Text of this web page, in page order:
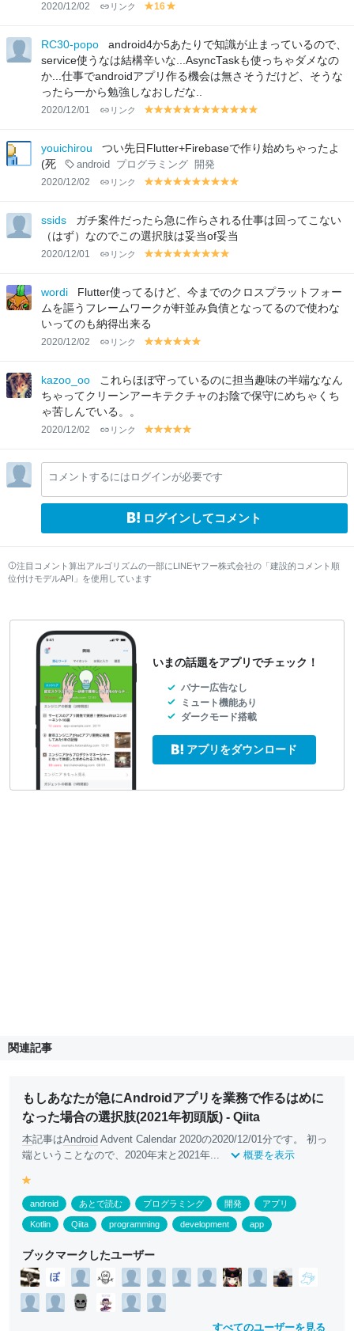
2020/12/02 リンク
y
lo
w
16
lo
w
RC30-popo
android4か5あたりで知識が止まっているので、
service使うなは結構辛いな...AsyncTaskも使っちゃダメなの
か...仕事でandroidアプリ作る機会は無さそうだけど、そうな
ったら一から勉強しなおしだな..
2020/12/01 リンク
y
lo
w
y
lo
w
y
lo
w
y
lo
w
y
lo
w
y
lo
w
y
lo
w
y
lo
w
y
lo
y
lo
y
lolo
youichirou
つい先日Flutter+Firebaseで作り始めちゃったよ
(死
android プログラミング 開発
2020/12/02 リンク
y
lo
w
y
lo
w
y
lo
w
y
lo
w
y
lo
w
y
lo
w
y
lo
w
y
lo
w
y
lo
w
lo
w
ssids
ガチ案件だったら急に作らされる仕事は回ってこない
（はず）なのでこの選択肢は妥当of妥当
2020/12/01 リンク
y
lo
y
lo
w
y
lo
w
y
lo
w
y
lo
w
y
lo
w
y
lo
w
y
lo
w
lo
w
wordi
Flutter使ってるけど、今までのクロスプラットフォー
ムを謳うフレームワークが軒並み負債となってるので使わな
いってのも納得出来る
2020/12/02 リンク
y
lo
y
lo
w
y
lo
w
y
lo
w
y
lo
w
lo
w
kazoo_oo
これらほぼ守っているのに担当趣味の半端ななん
ちゃってクリーンアーキテクチャのお陰で保守にめちゃくち
ゃ苦しんでいる。。
2020/12/02 リンク
y
lo
w
y
lo
w
y
lo
w
y
lo
w
lo
w
コメントするにはログインが必要です
ログインしてコメント
注目コメント算出アルゴリズムの一部にLINEヤフー株式会社の「建設的コメント順
位付けモデルAPI」を使用しています
いまの話題をアプリでチェック！
バナー広告なし
ミュート機能あり
ダークモード搭載
アプリをダウンロード
関連記事
もしあなたが急にAndroidアプリを業務で作るはめに
なった場合の選択肢(2021年初頭版) - Qiita
本記事はAndroid Advent Calendar 2020の2020/12/01分です。 初っ
端ということなので、2020年末と2021年...
概要を表示
e
ll
o
android あとで読む プログラミング 開発 アプリ
Kotlin Qiita programming development app
ブックマークしたユーザー
すべてのユーザーを見る